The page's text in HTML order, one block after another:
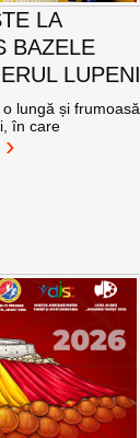
LA
BAZELE
LUPENI
lungă și frumoasă
în care